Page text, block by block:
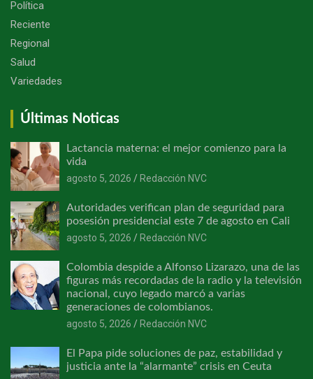
Política
Reciente
Regional
Salud
Variedades
Últimas Noticas
Lactancia materna: el mejor comienzo para la
vida
agosto 5, 2026
Redacción NVC
Autoridades verifican plan de seguridad para
posesión presidencial este 7 de agosto en Cali
agosto 5, 2026
Redacción NVC
Colombia despide a Alfonso Lizarazo, una de las
figuras más recordadas de la radio y la televisión
nacional, cuyo legado marcó a varias
generaciones de colombianos.
agosto 5, 2026
Redacción NVC
El Papa pide soluciones de paz, estabilidad y
justicia ante la “alarmante” crisis en Ceuta